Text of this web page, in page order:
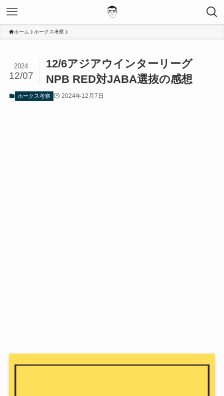
ホーム ホークス考察
12/6アジアウインターリーグ
NPB RED対JABA選抜の感想
2024
12/07
ホークス考察 2024年12月7日